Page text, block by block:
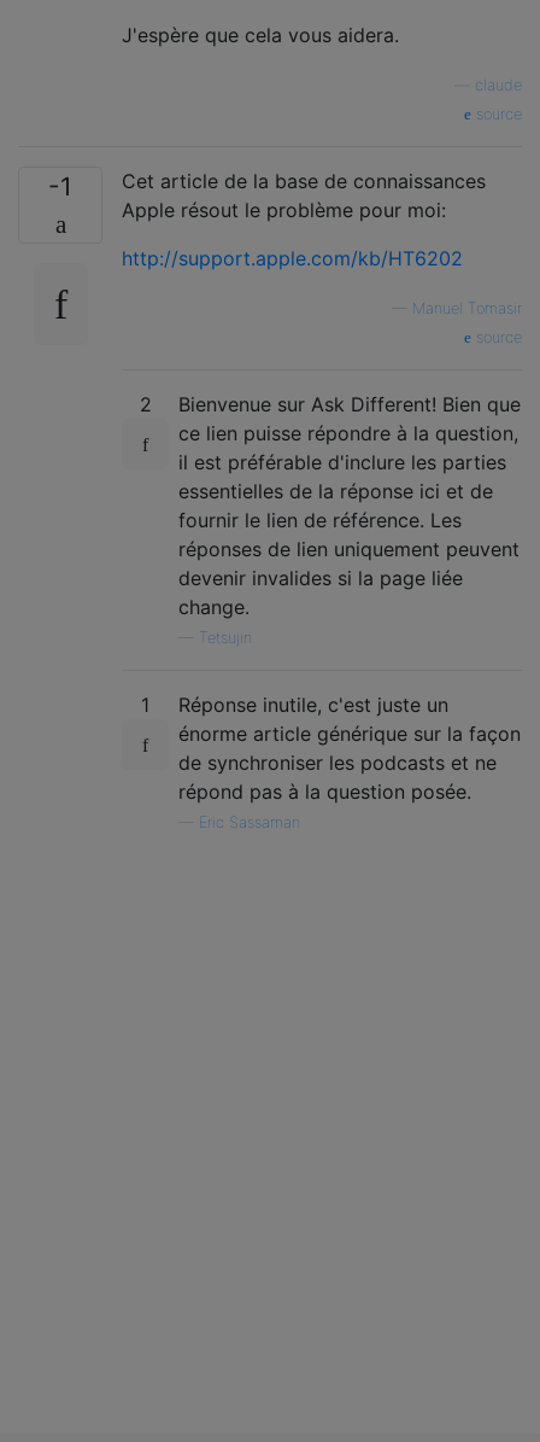
J'espère que cela vous aidera.
claude
source
-1
Cet article de la base de connaissances
Apple résout le problème pour moi:
http://support.apple.com/kb/HT6202
Manuel Tomasir
source
2
Bienvenue sur Ask Different! Bien que
ce lien puisse répondre à la question,
il est préférable d'inclure les parties
essentielles de la réponse ici et de
fournir le lien de référence. Les
réponses de lien uniquement peuvent
devenir invalides si la page liée
change.
Tetsujin
1
Réponse inutile, c'est juste un
énorme article générique sur la façon
de synchroniser les podcasts et ne
répond pas à la question posée.
Eric Sassaman